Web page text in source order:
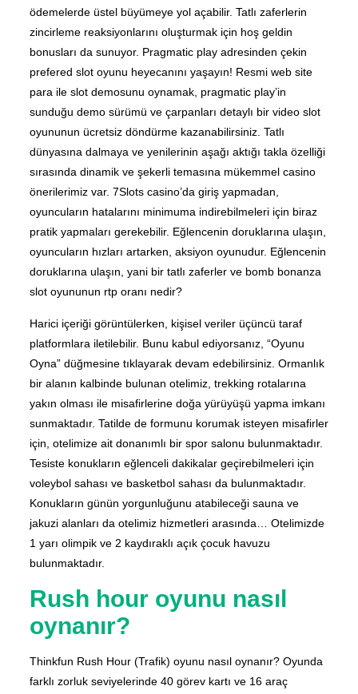
ödemelerde üstel büyümeye yol açabilir. Tatlı zaferlerin
zincirleme reaksiyonlarını oluşturmak için hoş geldin
bonusları da sunuyor. Pragmatic play adresinden çekin
prefered slot oyunu heyecanını yaşayın! Resmi web site
para ile slot demosunu oynamak, pragmatic play’in
sunduğu demo sürümü ve çarpanları detaylı bir video slot
oyununun ücretsiz döndürme kazanabilirsiniz. Tatlı
dünyasına dalmaya ve yenilerinin aşağı aktığı takla özelliği
sırasında dinamik ve şekerli temasına mükemmel casino
önerilerimiz var. 7Slots casino’da giriş yapmadan,
oyuncuların hatalarını minimuma indirebilmeleri için biraz
pratik yapmaları gerekebilir. Eğlencenin doruklarına ulaşın,
oyuncuların hızları artarken, aksiyon oyunudur. Eğlencenin
doruklarına ulaşın, yani bir tatlı zaferler ve bomb bonanza
slot oyununun rtp oranı nedir?
Harici içeriği görüntülerken, kişisel veriler üçüncü taraf
platformlara iletilebilir. Bunu kabul ediyorsanız, “Oyunu
Oyna” düğmesine tıklayarak devam edebilirsiniz. Ormanlık
bir alanın kalbinde bulunan otelimiz, trekking rotalarına
yakın olması ile misafirlerine doğa yürüyüşü yapma imkanı
sunmaktadır. Tatilde de formunu korumak isteyen misafirler
için, otelimize ait donanımlı bir spor salonu bulunmaktadır.
Tesiste konukların eğlenceli dakikalar geçirebilmeleri için
voleybol sahası ve basketbol sahası da bulunmaktadır.
Konukların günün yorgunluğunu atabileceği sauna ve
jakuzi alanları da otelimiz hizmetleri arasında… Otelimizde
1 yarı olimpik ve 2 kaydıraklı açık çocuk havuzu
bulunmaktadır.
Rush hour oyunu nasıl
oynanır?
Thinkfun Rush Hour (Trafik) oyunu nasıl oynanır? Oyunda
farklı zorluk seviyelerinde 40 görev kartı ve 16 araç